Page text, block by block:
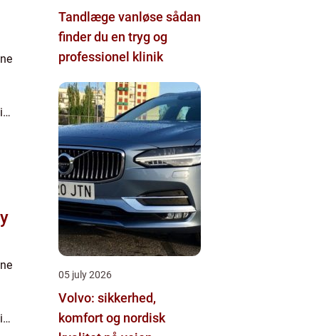
Tandlæge vanløse sådan
finder du en tryg og
professionel klinik
05 july 2026
Volvo: sikkerhed,
komfort og nordisk